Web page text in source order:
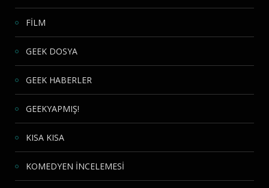
FİLM
GEEK DOSYA
GEEK HABERLER
GEEKYAPMIŞ!
KISA KISA
KOMEDYEN İNCELEMESİ